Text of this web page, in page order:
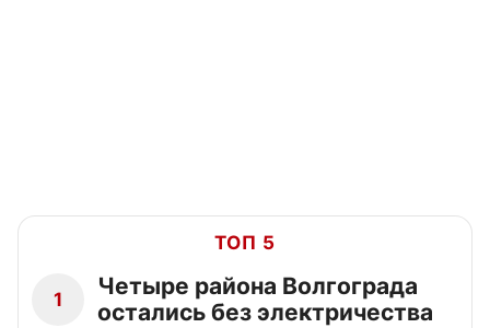
ТОП 5
1
Четыре района Волгограда
остались без электричества